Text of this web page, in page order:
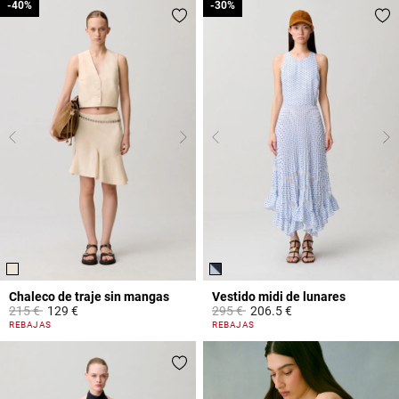
Chaleco de traje sin mangas
Price reduced from
215 €to
-40%
129 €
5 out of 5 Customer Rating
REBAJAS
-40%
Vestido midi de lunares
Price reduced from
295 €to
-30%
206.5 €
5 out of 5 Customer Rating
REBAJAS
-30%